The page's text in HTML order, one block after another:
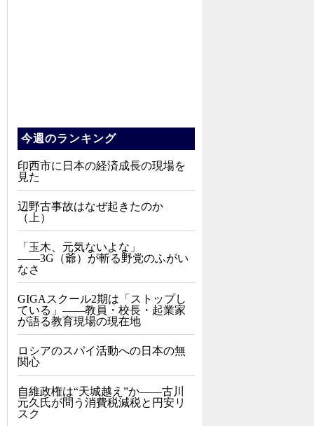
今週のランキング
印西市に日本の経済成長の現場を
見た
辺野古事故はなぜ起きたのか
（上）
「玉木、元気ないよな」
――3G（爺）が斬る野党のふがい
なさ
GIGAスクール2期は「ストップし
ている」——教員・校長・起業家
が語る教育現場の現在地
ロシアのスパイ活動への日本の無
関心
自維政権は“天城越え”か――古川
元久氏が問う消費税減税と円安リ
スク